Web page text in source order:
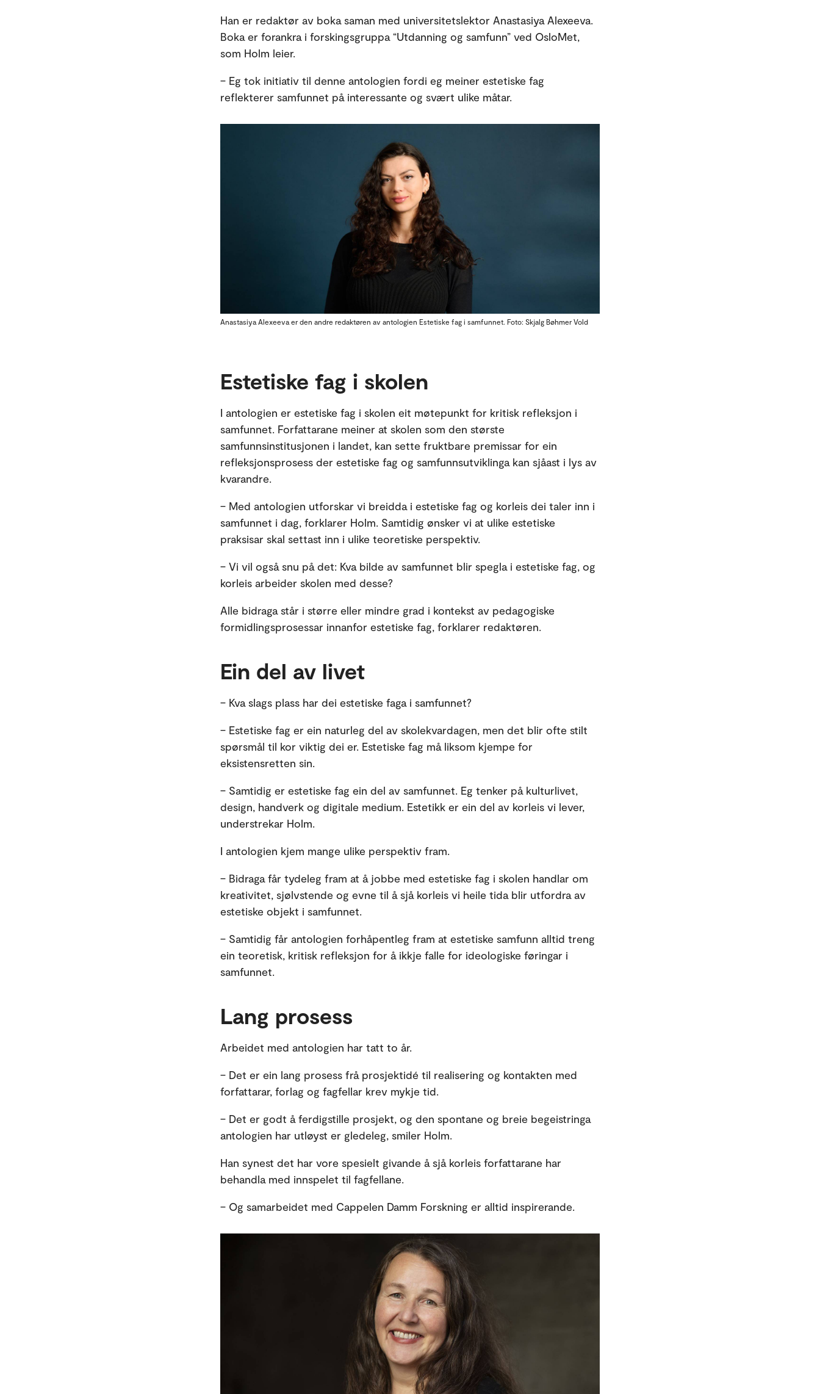
Han er redaktør av boka saman med universitetslektor Anastasiya Alexeeva.
Boka er forankra i forskingsgruppa “Utdanning og samfunn” ved OsloMet,
som Holm leier.
– Eg tok initiativ til denne antologien fordi eg meiner estetiske fag
reflekterer samfunnet på interessante og svært ulike måtar.
Anastasiya Alexeeva er den andre redaktøren av antologien Estetiske fag i samfunnet. Foto: Skjalg Bøhmer Vold
Estetiske fag i skolen
I antologien er estetiske fag i skolen eit møtepunkt for kritisk refleksjon i
samfunnet. Forfattarane meiner at skolen som den største
samfunnsinstitusjonen i landet, kan sette fruktbare premissar for ein
refleksjonsprosess der estetiske fag og samfunnsutviklinga kan sjåast i lys av
kvarandre.
– Med antologien utforskar vi breidda i estetiske fag og korleis dei taler inn i
samfunnet i dag, forklarer Holm. Samtidig ønsker vi at ulike estetiske
praksisar skal settast inn i ulike teoretiske perspektiv.
– Vi vil også snu på det: Kva bilde av samfunnet blir spegla i estetiske fag, og
korleis arbeider skolen med desse?
Alle bidraga står i større eller mindre grad i kontekst av pedagogiske
formidlingsprosessar innanfor estetiske fag, forklarer redaktøren.
Ein del av livet
– Kva slags plass har dei estetiske faga i samfunnet?
– Estetiske fag er ein naturleg del av skolekvardagen, men det blir ofte stilt
spørsmål til kor viktig dei er. Estetiske fag må liksom kjempe for
eksistensretten sin.
– Samtidig er estetiske fag ein del av samfunnet. Eg tenker på kulturlivet,
design, handverk og digitale medium. Estetikk er ein del av korleis vi lever,
understrekar Holm.
I antologien kjem mange ulike perspektiv fram.
– Bidraga får tydeleg fram at å jobbe med estetiske fag i skolen handlar om
kreativitet, sjølvstende og evne til å sjå korleis vi heile tida blir utfordra av
estetiske objekt i samfunnet.
– Samtidig får antologien forhåpentleg fram at estetiske samfunn alltid treng
ein teoretisk, kritisk refleksjon for å ikkje falle for ideologiske føringar i
samfunnet.
Lang prosess
Arbeidet med antologien har tatt to år.
– Det er ein lang prosess frå prosjektidé til realisering og kontakten med
forfattarar, forlag og fagfellar krev mykje tid.
– Det er godt å ferdigstille prosjekt, og den spontane og breie begeistringa
antologien har utløyst er gledeleg, smiler Holm.
Han synest det har vore spesielt givande å sjå korleis forfattarane har
behandla med innspelet til fagfellane.
– Og samarbeidet med Cappelen Damm Forskning er alltid inspirerande.